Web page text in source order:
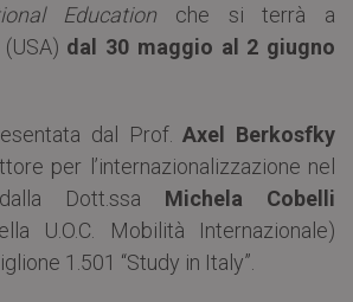
Education che si terrà a
dal 30 maggio al 2 giugno
dal Prof.Axel Berkosfky
per l’internazionalizzazione nel
Dott.ssa Michela Cobelli
U.O.C. Mobilità Internazionale)
1.501 “Study in Italy”.